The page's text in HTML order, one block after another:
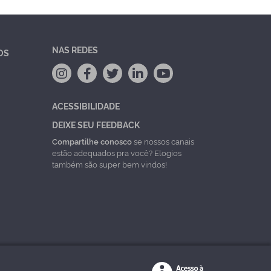
NAS REDES
ACESSIBILIDADE
DEIXE SEU FEEDBACK
Compartilhe conoscose nossos canais
estão adequados pra você? Elogios
também são super bem vindos!